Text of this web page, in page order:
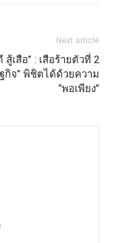
Next article
สู้เสือ” : เสือร้ายตัวที่ 2
กิจ” พิชิตได้ด้วยความ
“พอเพียง”